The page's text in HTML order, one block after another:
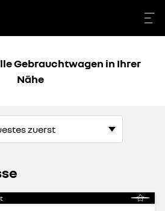
Gebrauchtwagen in Ihrer
Nähe